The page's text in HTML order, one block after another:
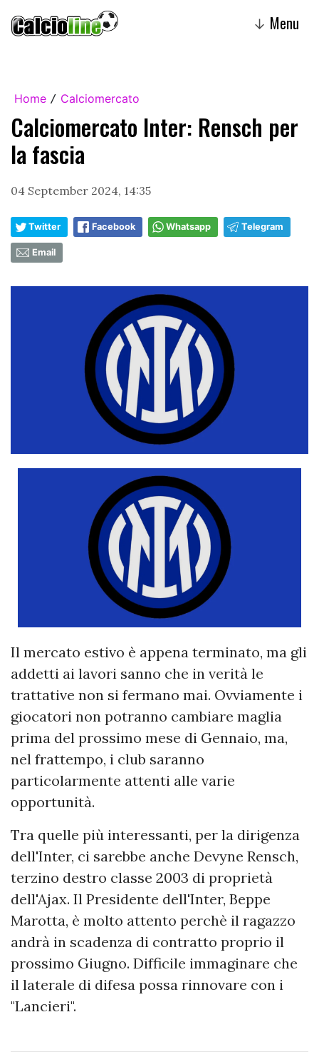
↓ Menu
Home / Calciomercato
Calciomercato Inter: Rensch per
la fascia
04 September 2024, 14:35
Twitter Facebook Whatsapp Telegram
Email
Il mercato estivo è appena terminato, ma gli
addetti ai lavori sanno che in verità le
trattative non si fermano mai. Ovviamente i
giocatori non potranno cambiare maglia
prima del prossimo mese di Gennaio, ma,
nel frattempo, i club saranno
particolarmente attenti alle varie
opportunità.
Tra quelle più interessanti, per la dirigenza
dell'Inter, ci sarebbe anche Devyne Rensch,
terzino destro classe 2003 di proprietà
dell'Ajax. Il Presidente dell'Inter, Beppe
Marotta, è molto attento perchè il ragazzo
andrà in scadenza di contratto proprio il
prossimo Giugno. Difficile immaginare che
il laterale di difesa possa rinnovare con i
"Lancieri".